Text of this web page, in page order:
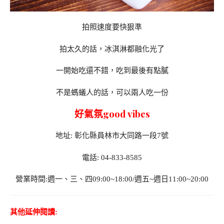
拍照速度要快狠準
拍太久的話，冰淇淋都融化光了
一開始吃還不錯，吃到最後有點膩
不是螞蟻人的話，可以兩人吃一份
好氣氛good vibes
地址: 彰化縣員林市大同路一段7號
電話: 04-833-8585
營業時間:週一、三、四09:00~18:00/週五~週日11:00~20:00
其他延伸閱讀: